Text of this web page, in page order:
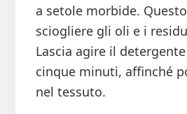
a setole morbide.
sciogliere gli oli e i
Lascia agire il
cinque minuti, affinché
nel tessuto.